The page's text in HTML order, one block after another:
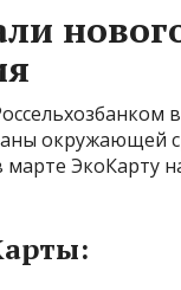
окружающей
марте